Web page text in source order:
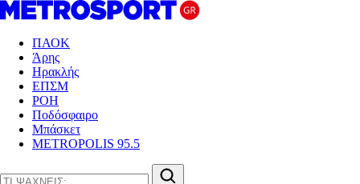
ΠΑΟΚ
Άρης
Ηρακλής
ΕΠΣΜ
ΡΟΗ
Ποδόσφαιρο
Μπάσκετ
METROPOLIS 95.5